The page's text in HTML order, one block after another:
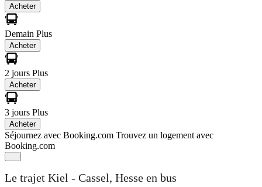
Acheter
Demain Plus
Acheter
2 jours Plus
Acheter
3 jours Plus
Acheter
Séjournez avec Booking.com Trouvez un logement avec
Booking.com
Le trajet Kiel - Cassel, Hesse en bus